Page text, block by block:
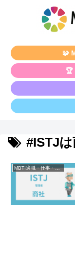
🧩
🏆
#ISTJ
MBTI適職・仕事・資格